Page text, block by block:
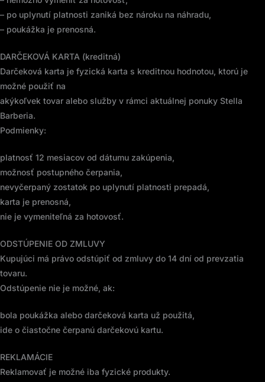
– po uplynutí platnosti zaniká bez nároku na náhradu,
– poukážka je prenosná.
DARČEKOVÁ KARTA (kreditná)
Darčeková karta je fyzická karta s kreditnou hodnotou, ktorú je
možné použiť na
akýkoľvek tovar alebo služby v rámci aktuálnej ponuky Stella
Barberia.
Podmienky:
platnosť 12 mesiacov od dátumu zakúpenia,
možnosť postupného čerpania,
nevyčerpaný zostatok po uplynutí platnosti prepadá,
karta je prenosná,
nie je vymeniteľná za hotovosť.
ODSTÚPENIE OD ZMLUVY
Kupujúci má právo odstúpiť od zmluvy do 14 dní od prevzatia
tovaru.
Odstúpenie nie je možné, ak:
bola poukážka alebo darčeková karta už použitá,
ide o čiastočne čerpanú darčekovú kartu.
REKLAMÁCIE
Reklamovať je možné iba fyzické produkty.